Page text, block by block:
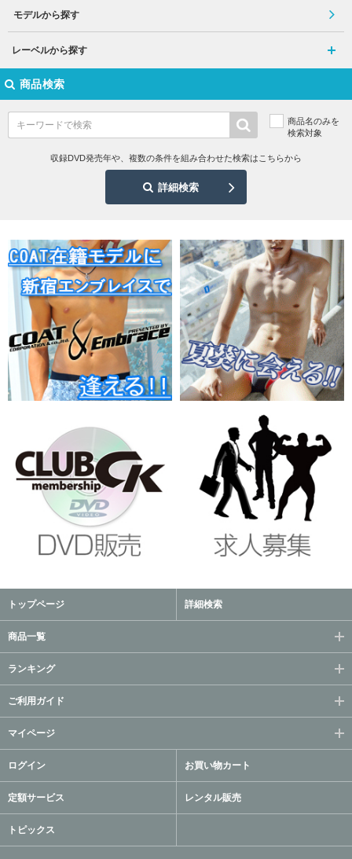
モデルから探す
レーベルから探す
商品検索
商品名のみを
検索対象
収録DVD発売年や、複数の条件を組み合わせた検索はこちらから
詳細検索
トップページ 詳細検索
商品一覧
ランキング
ご利用ガイド
マイページ
ログイン お買い物カート
定額サービス レンタル販売
トピックス